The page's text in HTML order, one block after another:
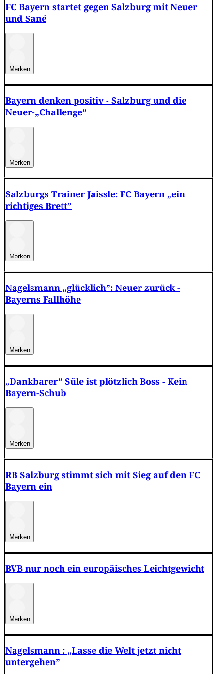
FC Bayern startet gegen Salzburg mit Neuer
und Sané
Merken
Bayern denken positiv - Salzburg und die
Neuer-„Challenge”
Merken
Salzburgs Trainer Jaissle: FC Bayern „ein
richtiges Brett”
Merken
Nagelsmann „glücklich”: Neuer zurück -
Bayerns Fallhöhe
Merken
„Dankbarer” Süle ist plötzlich Boss - Kein
Bayern-Schub
Merken
RB Salzburg stimmt sich mit Sieg auf den FC
Bayern ein
Merken
BVB nur noch ein europäisches Leichtgewicht
Merken
Nagelsmann : „Lasse die Welt jetzt nicht
untergehen”